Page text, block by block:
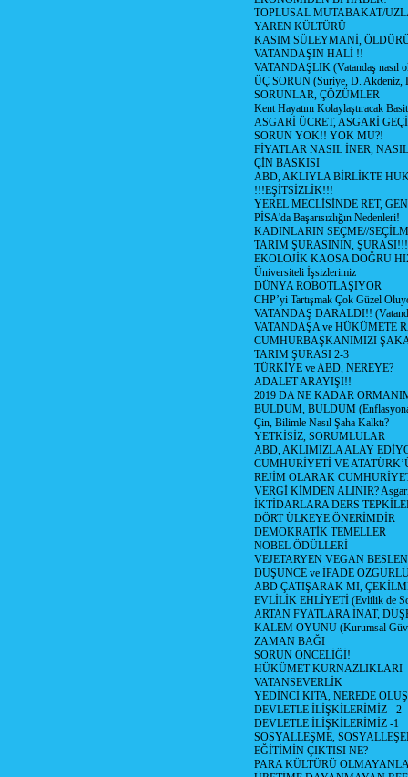
TOPLUSAL MUTABAKAT/
YAREN KÜLTÜRÜ
KASIM SÜLEYMANİ,
VATANDAŞIN HALİ !!
VATANDAŞLIK (Vatandaş nasıl
ÜÇ SORUN (Suriye, D. Akdeniz,
SORUNLAR, ÇÖZÜMLER
Kent Hayatını Kolaylaştıracak
ASGARİ ÜCRET, ASGARİ
SORUN YOK!! YOK MU?!
FİYATLAR NASIL İNER,
ÇİN BASKISI
ABD, AKLIYLA BİRLİKTE
!!!EŞİTSİZLİK!!!
YEREL MECLİSİNDE RET,
PİSA'da Başarısızlığın Nedenleri!
KADINLARIN SEÇME//
TARIM ŞURASININ, ŞURASI!!!
EKOLOJİK KAOSA DOĞRU
Üniversiteli İşsizlerimiz
DÜNYA ROBOTLAŞIYOR
CHP’yi Tartışmak Çok Güzel
VATANDAŞ DARALDI!!
VATANDAŞA ve HÜKÜMETE
CUMHURBAŞKANIMIZI
TARIM ŞURASI 2-3
TÜRKİYE ve ABD, NEREYE?
ADALET ARAYIŞI!!
2019 DA NE KADAR
BULDUM, BULDUM
Çin, Bilimle Nasıl Şaha Kalktı?
YETKİSİZ, SORUMLULAR
ABD, AKLIMIZLA ALAY
CUMHURİYETİ VE
REJİM OLARAK
VERGİ KİMDEN ALINIR?
İKTİDARLARA DERS
DÖRT ÜLKEYE ÖNERİMDİR
DEMOKRATİK TEMELLER
NOBEL ÖDÜLLERİ
VEJETARYEN VEGAN
DÜŞÜNCE ve İFADE
ABD ÇATIŞARAK MI,
EVLİLİK EHLİYETİ (Evlilik de
ARTAN FYATLARA İNAT,
KALEM OYUNU (Kurumsal
ZAMAN BAĞI
SORUN ÖNCELİĞİ!
HÜKÜMET KURNAZLIKLARI
VATANSEVERLİK
YEDİNCİ KITA, NEREDE
DEVLETLE İLİŞKİLERİMİZ - 2
DEVLETLE İLİŞKİLERİMİZ -1
SOSYALLEŞME,
EĞİTİMİN ÇIKTISI NE?
PARA KÜLTÜRÜ